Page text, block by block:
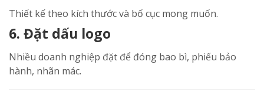
Thiết kế theo kích thước và bố cục mong muốn.
6. Đặt dấu logo
Nhiều doanh nghiệp đặt để đóng bao bì, phiếu bảo
hành, nhãn mác.